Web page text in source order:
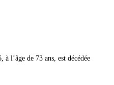
l’âge de 73 ans, est décédée